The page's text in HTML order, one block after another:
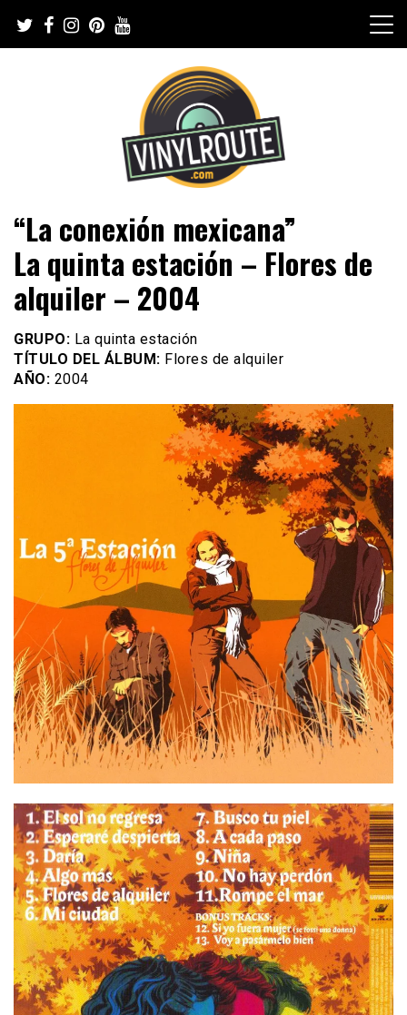
content
VinylRoute
“La conexión mexicana”
La quinta estación – Flores de
alquiler – 2004
GRUPO: La quinta estación
TÍTULO DEL ÁLBUM: Flores de alquiler
AÑO: 2004